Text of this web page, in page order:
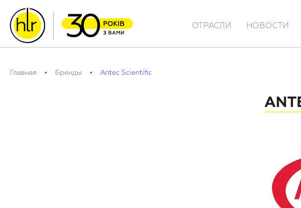
ОТРАСЛИ НОВОСТИ
Главная Бренды Antec Scientific